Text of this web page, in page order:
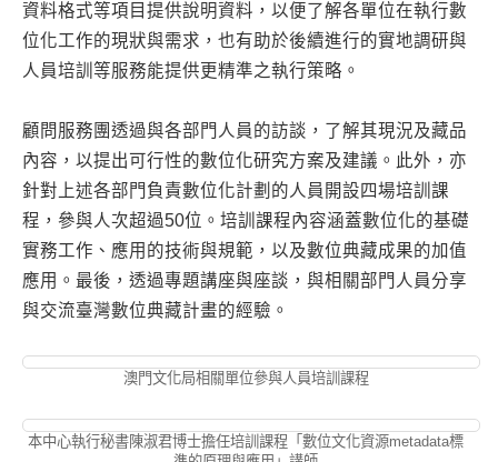
資料格式等項目提供說明資料，以便了解各單位在執行數
位化工作的現狀與需求，也有助於後續進行的實地調研與
人員培訓等服務能提供更精準之執行策略。
顧問服務團透過與各部門人員的訪談，了解其現況及藏品
內容，以提出可行性的數位化研究方案及建議。此外，亦
針對上述各部門負責數位化計劃的人員開設四場培訓課
程，參與人次超過50位。培訓課程內容涵蓋數位化的基礎
實務工作、應用的技術與規範，以及數位典藏成果的加值
應用。最後，透過專題講座與座談，與相關部門人員分享
與交流臺灣數位典藏計畫的經驗。
澳門文化局相關單位參與人員培訓課程
本中心執行秘書陳淑君博士擔任培訓課程「數位文化資源metadata標